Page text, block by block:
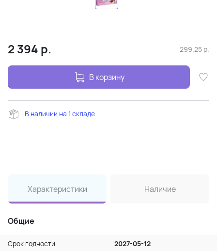
2 394 р. 299.25 р.
В корзину
В наличии на 1 складе
Характеристики Наличие
Общие
Срок годности
2027-05-12